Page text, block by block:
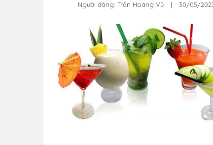
Người đăng: Trần Hoàng Vũ | 30/05/